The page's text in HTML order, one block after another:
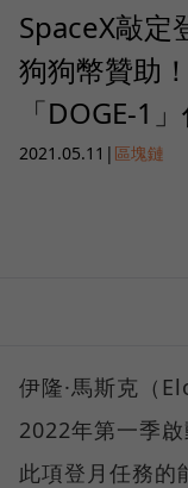
SpaceX敲定
狗狗幣贊助
「DOGE-1
2021.05.11 | 區塊鏈
伊隆·馬斯克（
2022年第一季
此項登月任務